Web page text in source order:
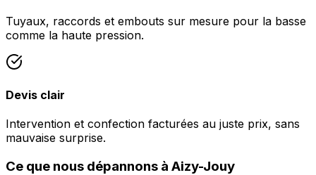
Tuyaux, raccords et embouts sur mesure pour la basse
comme la haute pression.
Devis clair
Intervention et confection facturées au juste prix, sans
mauvaise surprise.
Ce que nous dépannons à Aizy-Jouy